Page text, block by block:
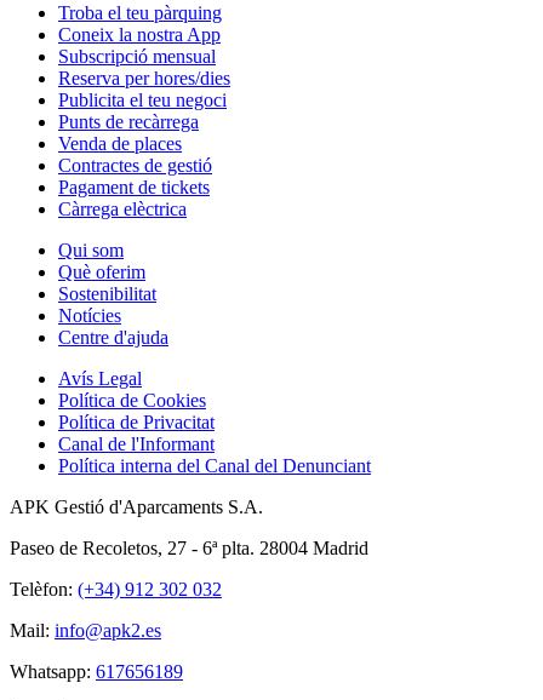
Troba el teu pàrquing
Coneix la nostra App
Subscripció mensual
Reserva per hores/dies
Publicita el teu negoci
Punts de recàrrega
Venda de places
Contractes de gestió
Pagament de tickets
Càrrega elèctrica
Qui som
Què oferim
Sostenibilitat
Notícies
Centre d'ajuda
Avís Legal
Política de Cookies
Política de Privacitat
Canal de l'Informant
Política interna del Canal del Denunciant
APK Gestió d'Aparcaments S.A.
Paseo de Recoletos, 27 - 6ª plta. 28004 Madrid
Telèfon: (+34) 912 302 032
Mail: info@apk2.es
Whatsapp: 617656189